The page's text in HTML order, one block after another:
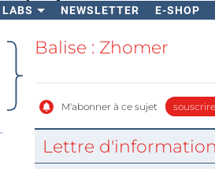
LABS NEWSLETTER E-SHOP
RechercherBalise : Zhomer
M'abonner à ce sujet souscrire
Lettre d'information